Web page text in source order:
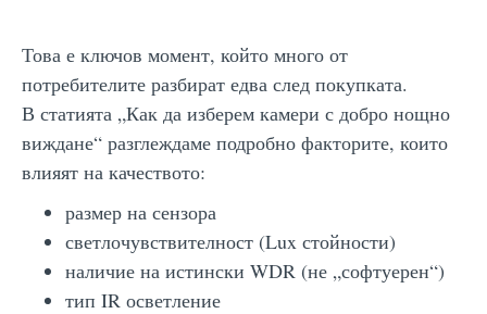
Това е ключов момент, който много от
потребителите разбират едва след покупката.
В статията „Как да изберем камери с добро нощно
виждане“ разглеждаме подробно факторите, които
влияят на качеството:
размер на сензора
светлочувствителност (Lux стойности)
наличие на истински WDR (не „софтуерен“)
тип IR осветление